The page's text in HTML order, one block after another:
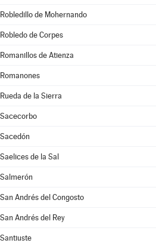
Robledillo de Mohernando
Robledo de Corpes
Romanillos de Atienza
Romanones
Rueda de la Sierra
Sacecorbo
Sacedón
Saelices de la Sal
Salmerón
San Andrés del Congosto
San Andrés del Rey
Santiuste